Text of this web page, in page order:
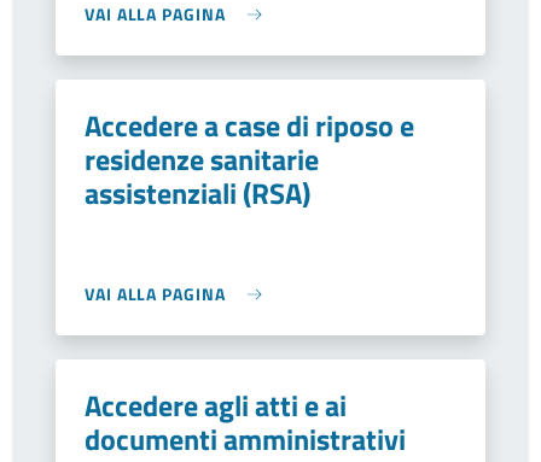
VAI ALLA PAGINA
Accedere a case di riposo e
residenze sanitarie
assistenziali (RSA)
VAI ALLA PAGINA
Accedere agli atti e ai
documenti amministrativi